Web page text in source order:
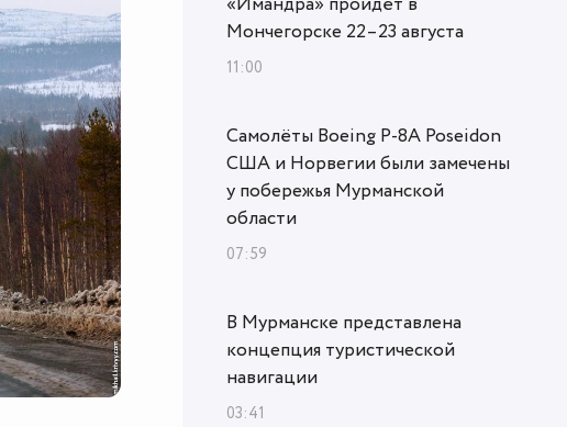
Мончегорске 22–23 августа
11:00
Самолёты Boeing P-8A Poseidon
США и Норвегии были замечены
у побережья Мурманской
области
07:59
В Мурманске представлена
концепция туристической
навигации
03:41